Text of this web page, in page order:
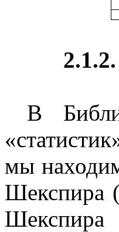
В
мы
Шекспира (